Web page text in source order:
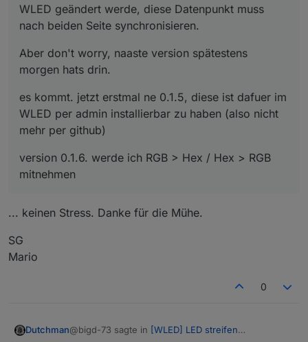
WLED geändert werde, diese Datenpunkt muss
nach beiden Seite synchronisieren.
Aber don't worry, naaste version spätestens
morgen hats drin.
es kommt. jetzt erstmal ne 0.1.5, diese ist dafuer im
WLED per admin installierbar zu haben (also nicht
mehr per github)
version 0.1.6. werde ich RGB > Hex / Hex > RGB
mitnehmen
... keinen Stress. Danke für die Mühe.
SG
Mario
0
Dutchman@bigd-73 sagte in [WLED] LED streifen